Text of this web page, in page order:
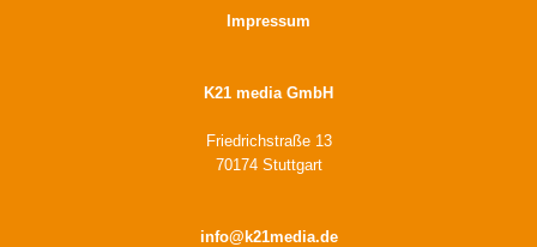
Impressum
K21 media GmbH
Friedrichstraße 13
70174 Stuttgart
info@k21media.de